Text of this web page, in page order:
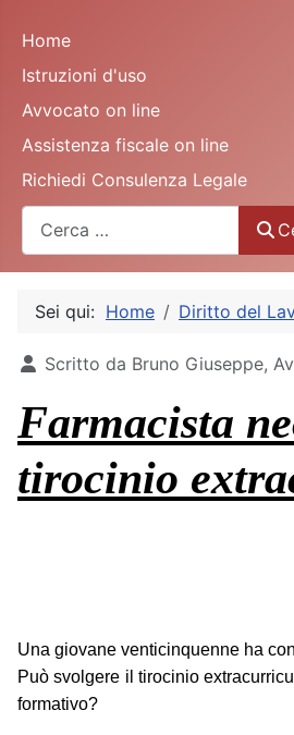
Home
Istruzioni d'uso
Avvocato on line
Assistenza fiscale on line
Richiedi Consulenza Legale
Sei qui: Home Diritto del
Dettagli
Scritto da Bruno Giuseppe,
Farmacista
tirocinio
Una giovane venticinquenne ha
Può svolgere il tirocinio
formativo?